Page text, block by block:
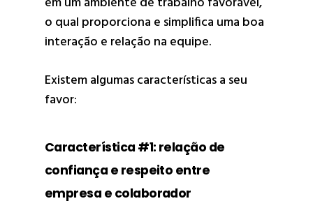
o qual proporciona e simplifica uma boa
interação e relação na equipe.
Existem algumas características a seu
favor:
Característica #1: relação de
confiança e respeito entre
empresa e colaborador